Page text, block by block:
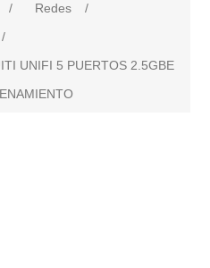
/ Redes
/
/
UNIFI 5 PUERTOS 2.5GBE